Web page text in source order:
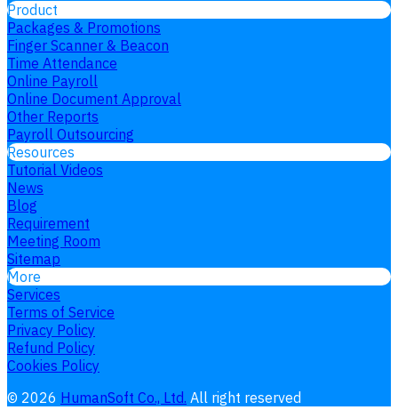
Product
Packages & Promotions
Finger Scanner & Beacon
Time Attendance
Online Payroll
Online Document Approval
Other Reports
Payroll Outsourcing
Resources
Tutorial Videos
News
Blog
Requirement
Meeting Room
Sitemap
More
Services
Terms of Service
Privacy Policy
Refund Policy
Cookies Policy
© 2026 HumanSoft Co., Ltd. All right reserved